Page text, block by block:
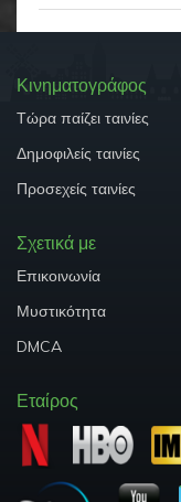
Κινηματογράφος
Τώρα παίζει ταινίες
Δημοφιλείς ταινίες
Προσεχείς ταινίες
Σχετικά με
Επικοινωνία
Μυστικότητα
DMCA
Εταίρος